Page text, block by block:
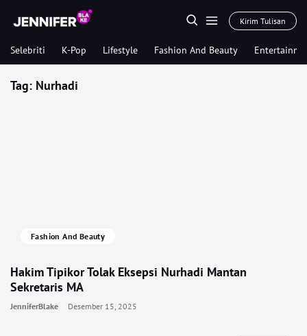
Kirim Tulisan
Selebriti K-Pop Lifestyle Fashion And Beauty
Tag: Nurhadi
Fashion And Beauty
Hakim Tipikor Tolak Eksepsi Nurhadi Mantan
Sekretaris MA
JenniferBlake Desember 15, 2025